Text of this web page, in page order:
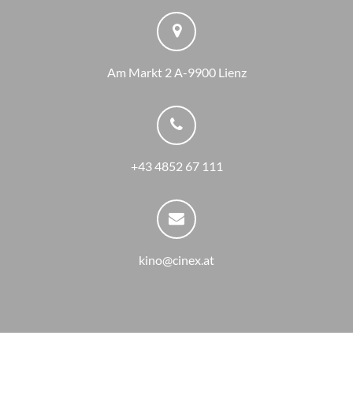
Am Markt 2 A-9900 Lienz
+43 4852 67 111
kino@cinex.at